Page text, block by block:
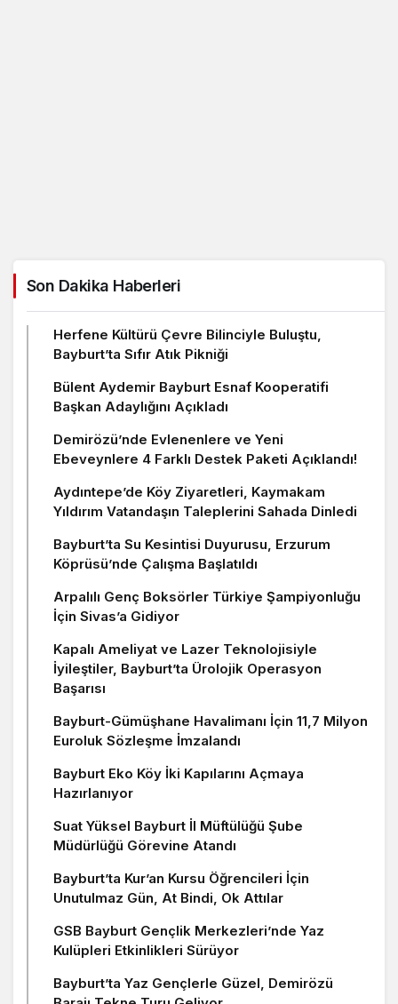
Son Dakika Haberleri
Herfene Kültürü Çevre Bilinciyle Buluştu,
Bayburt’ta Sıfır Atık Pikniği
Bülent Aydemir Bayburt Esnaf Kooperatifi
Başkan Adaylığını Açıkladı
Demirözü’nde Evlenenlere ve Yeni
Ebeveynlere 4 Farklı Destek Paketi Açıklandı!
Aydıntepe’de Köy Ziyaretleri, Kaymakam
Yıldırım Vatandaşın Taleplerini Sahada Dinledi
Bayburt’ta Su Kesintisi Duyurusu, Erzurum
Köprüsü’nde Çalışma Başlatıldı
Arpalılı Genç Boksörler Türkiye Şampiyonluğu
İçin Sivas’a Gidiyor
Kapalı Ameliyat ve Lazer Teknolojisiyle
İyileştiler, Bayburt’ta Ürolojik Operasyon
Başarısı
Bayburt-Gümüşhane Havalimanı İçin 11,7 Milyon
Euroluk Sözleşme İmzalandı
Bayburt Eko Köy İki Kapılarını Açmaya
Hazırlanıyor
Suat Yüksel Bayburt İl Müftülüğü Şube
Müdürlüğü Görevine Atandı
Bayburt’ta Kur’an Kursu Öğrencileri İçin
Unutulmaz Gün, At Bindi, Ok Attılar
GSB Bayburt Gençlik Merkezleri’nde Yaz
Kulüpleri Etkinlikleri Sürüyor
Bayburt’ta Yaz Gençlerle Güzel, Demirözü